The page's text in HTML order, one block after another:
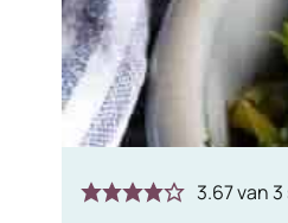
3.67van 3